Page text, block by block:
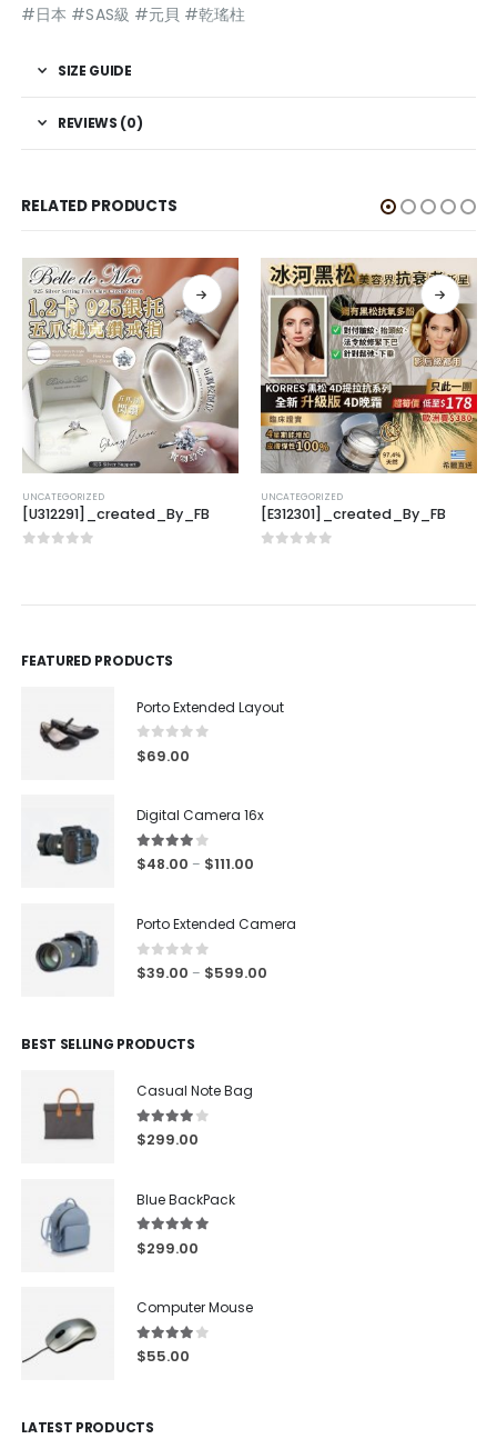
#日本 #SAS級 #元貝 #乾瑤柱
SIZE GUIDE
REVIEWS (0)
RELATED PRODUCTS
UNCATEGORIZED
[U312291]_created_By_FB
UNCATEGORIZED
[E312301]_created_By_FB
FEATURED PRODUCTS
Porto Extended Layout
0 out of 5
$69.00
Digital Camera 16x
4.00out of 5
$48.00 – $111.00
Porto Extended Camera
0out of 5
$39.00 – $599.00
BEST SELLING PRODUCTS
Casual Note Bag
4.00out of 5
$299.00
Blue BackPack
5.00out of 5
$299.00
Computer Mouse
4.00out of 5
$55.00
LATEST PRODUCTS